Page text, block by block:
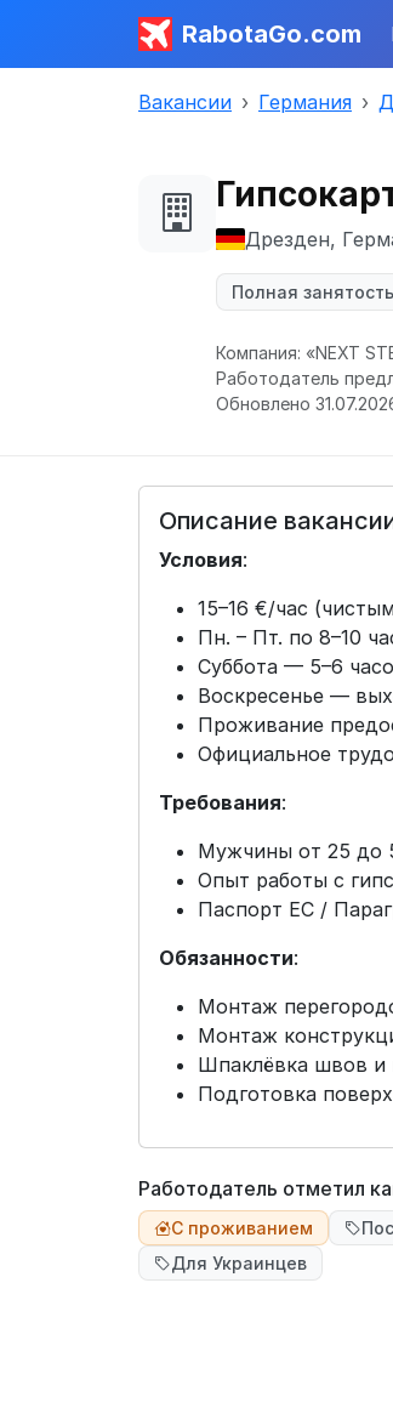
RabotaGo.com
Вакансии Германия
Дрезден,
Полная занятость
Компания: «NEXT
Работодатель
Обновлено
Описание
Условия:
15–16 €/час
Пн. – Пт. по 8–10
Суббота — 5–6
Воскресенье —
Проживание
Официальное
Требования:
Мужчины от 25 до
Опыт работы с
Паспорт ЕС /
Обязанности:
Монтаж
Монтаж
Шпаклёвка швов и
Подготовка
Работодатель отметил
С проживанием
Для Украинцев